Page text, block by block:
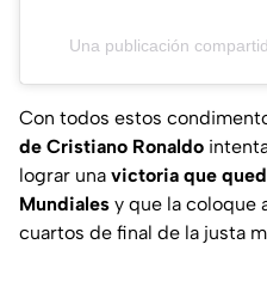
Una publicación
Con todos estos
de Cristiano Ronaldo
lograr una victoria que
Mundiales y que la coloque
cuartos de final de la justa